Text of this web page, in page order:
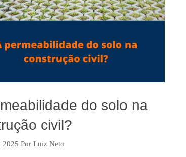
do solo na
civil?
2025 Por Luiz Neto